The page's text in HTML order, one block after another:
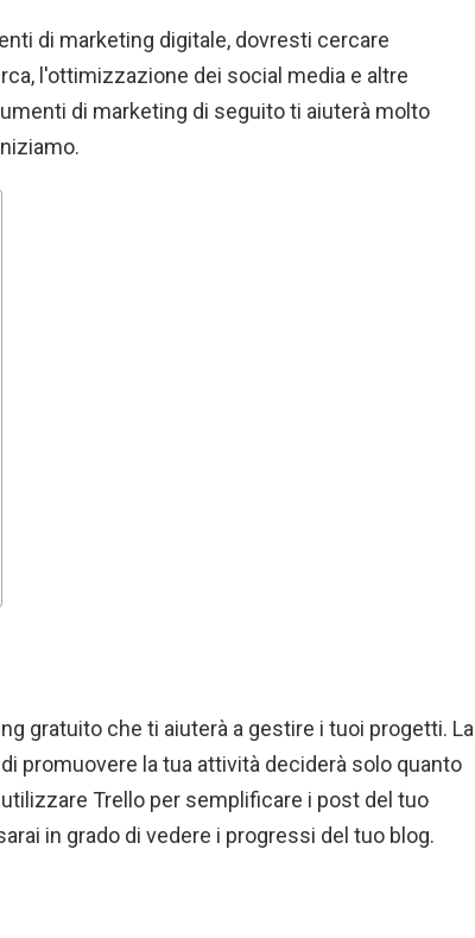
di marketing digitale, dovresti cercare
l'ottimizzazione dei social media e altre
di marketing di seguito ti aiuterà molto
gratuito che ti aiuterà a gestire i tuoi progetti. La
promuovere la tua attività deciderà solo quanto
Trello per semplificare i post del tuo
in grado di vedere i progressi del tuo blog.